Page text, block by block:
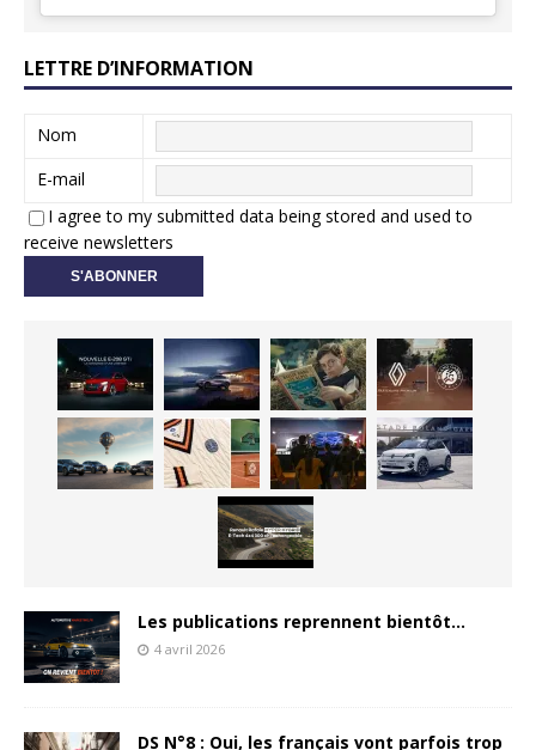
LETTRE D’INFORMATION
Nom
E-mail
I agree to my submitted data being stored and used to
receive newsletters
Les publications reprennent bientôt…
4 avril 2026
DS N°8 : Oui, les français vont parfois trop